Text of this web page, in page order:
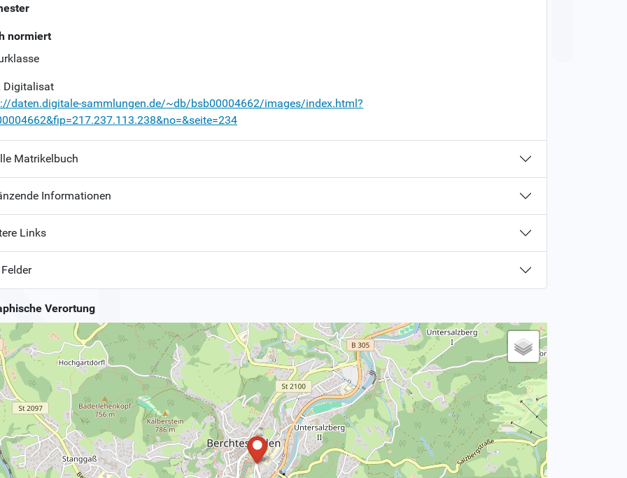
normiert
Digitalisat
daten.digitale-sammlungen.de/~db/bsb00004662/images/index.html?
Matrikelbuch
Informationen
Links
Verortung